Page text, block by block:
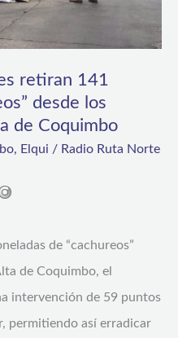
retiran 141
desde los
de Coquimbo
, Elqui / Radio Ruta Norte
de “cachureos”
de Coquimbo, el
intervención de 59 puntos
permitiendo así erradicar